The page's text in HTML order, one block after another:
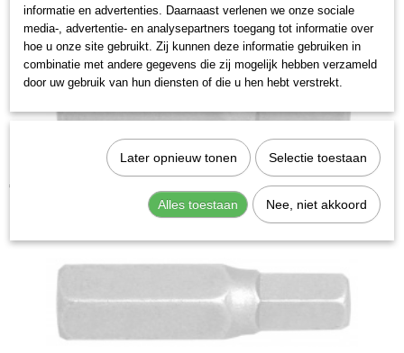
Kraftwerk 306006 Bit inbus 5/16" 6mm
€ 3,28
informatie en advertenties. Daarnaast verlenen we onze sociale
media-, advertentie- en analysepartners toegang tot informatie over
hoe u onze site gebruikt. Zij kunnen deze informatie gebruiken in
combinatie met andere gegevens die zij mogelijk hebben verzameld
door uw gebruik van hun diensten of die u hen hebt verstrekt.
Later opnieuw tonen Selectie toestaan
Alles toestaan Nee, niet akkoord